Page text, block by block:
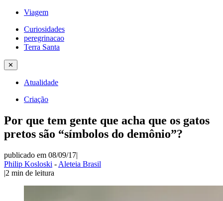
Viagem
Curiosidades
peregrinacao
Terra Santa
✕
Atualidade
Criação
Por que tem gente que acha que os gatos
pretos são “símbolos do demônio”?
publicado em 08/09/17|
Philip Kosloski - Aleteia Brasil
|2 min de leitura